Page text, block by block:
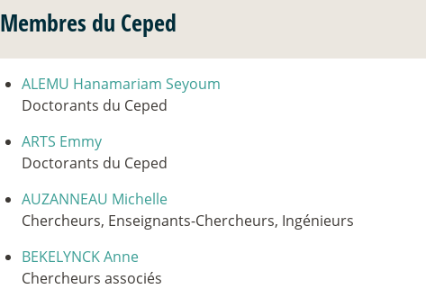
Membres du Ceped
ALEMU Hanamariam Seyoum
Doctorants du Ceped
ARTS Emmy
Doctorants du Ceped
AUZANNEAU Michelle
Chercheurs, Enseignants-Chercheurs, Ingénieurs
BEKELYNCK Anne
Chercheurs associés